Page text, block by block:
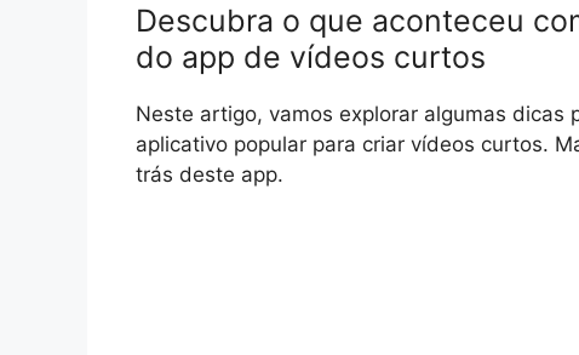
Descubra o que aconteceu
do app de vídeos curtos
Neste artigo, vamos explorar algumas dicas
aplicativo popular para criar vídeos curtos.
trás deste app.